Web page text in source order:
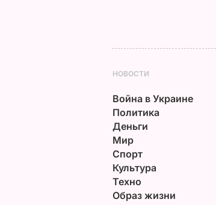
НОВОСТИ
Война в Украине
Политика
Деньги
Мир
Спорт
Культура
Техно
Образ жизни